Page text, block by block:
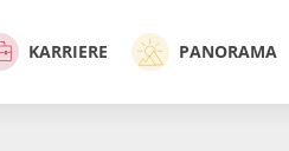
KARRIERE PANORAMA